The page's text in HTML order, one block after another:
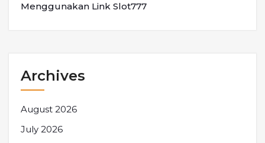
Menggunakan Link Slot777
Archives
August 2026
July 2026